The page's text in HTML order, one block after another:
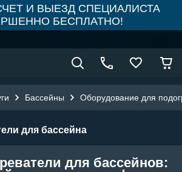
И ВЫЕЗД СПЕЦИАЛИСТА
БЕСПЛАТНО!
Бассейны Оборудование для
для бассейна
для бассейнов: